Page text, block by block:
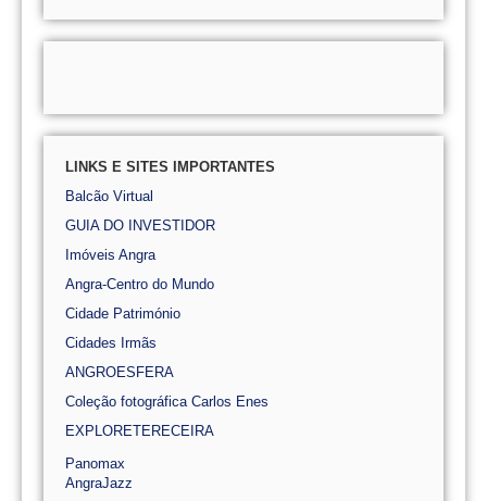
LINKS E SITES IMPORTANTES
Balcão Virtual
GUIA DO INVESTIDOR
Imóveis Angra
Angra-Centro do Mundo
Cidade Património
Cidades Irmãs
ANGROESFERA
Coleção fotográfica Carlos Enes
EXPLORETERECEIRA
Panomax
AngraJazz